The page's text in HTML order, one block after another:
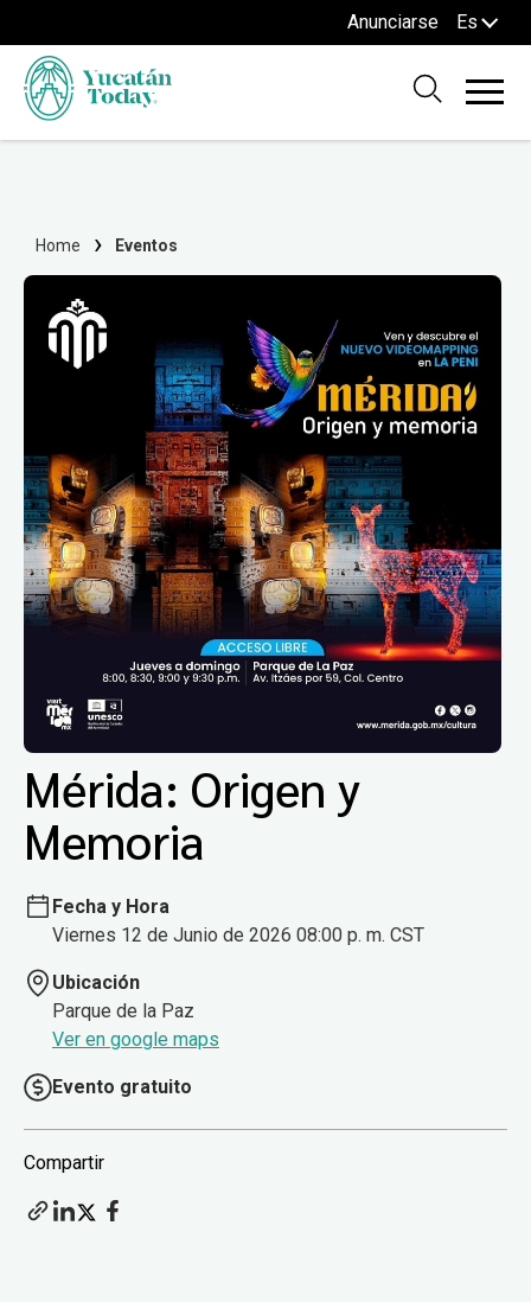
Anunciarse Es
Home Eventos
Mérida: Origen y
Memoria
Fecha y Hora
Viernes 12 de Junio de 2026 08:00 p. m. CST
Ubicación
Parque de la Paz
Ver en google maps
Evento gratuito
Compartir